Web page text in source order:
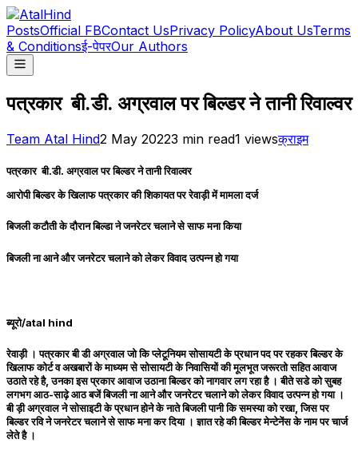
PostsOfficial FBContact UsPrivacy PolicyAbout UsTerms
& Conditionsई-पेपरOur Authors
पत्रकार बी.डी. अग्रवाल पर बिल्डर ने तानी रिवाल्वर
Team Atal Hind2 May 20223 min read1 viewsक्राइम
पत्रकार बी.डी. अग्रवाल पर बिल्डर ने तानी रिवाल्वर
आरोपी बिल्डर के खिलाफ पत्रकार की शिकायत पर रेवाड़ी में मामला दर्ज
बिजली कटौती के दौरान बिल्डा ने जनरेटर चलाने से साफ मना किया
बिजली ना आने और जनरेटर चलाने को लेकर विवाद उत्पन्न हो गया
ब्यूरो/atal hind
रेवाड़ी । पत्रकार बी डी अग्रवाल जो कि प्लेटूनियम सोसायटी के प्रधान पद पर रहकर बिल्डर के
खिलाफ कोर्ट व अखबारों के माध्यम से सोसायटी के निवासियों की मूलभूत जरूरतो सहित आवाज
उठाते रहे है, उनका इस प्रकार आवाज उठाना बिल्डर को नागवार लग रहा है । बीते सडे को सुबह
लगभग आठ-साढ़े आठ बजें बिजली ना आने और जनरेटर चलाने को लेकर विवाद उत्पन्न हो गया ।
बी ड़ी अग्रवाल ने सोसाइटी के प्रधान होने के नाते बिजली पानी कि समस्या को रखा, जिस पर
बिल्डर रवि ने जनरेटर चलाने से साफ मना कर दिया । ज्ञात रहे की बिल्डर मेन्टेनेंस के नाम पर चार्ज
लेते है ।